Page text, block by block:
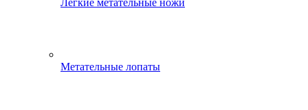
Легкие метательные ножи
Метательные лопаты